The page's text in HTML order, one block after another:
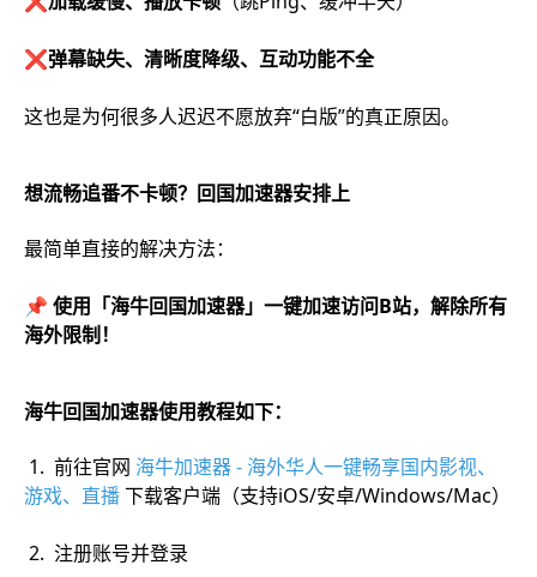
❌弹幕缺失、清晰度降级、互动功能不全
这也是为何很多人迟迟不愿放弃“白版”的真正原因。
想流畅追番不卡顿？回国加速器安排上
最简单直接的解决方法：
📌 使用「海牛回国加速器」一键加速访问B站，解除所有
海外限制！
海牛回国加速器使用教程如下：
1. 前往官网 海牛加速器 - 海外华人一键畅享国内影视、
游戏、直播下载客户端（支持iOS/安卓/Windows/Mac）
2. 注册账号并登录